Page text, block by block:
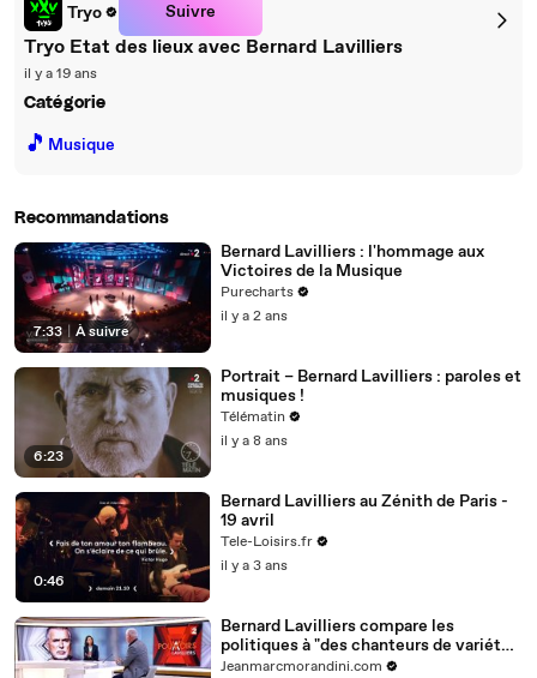
Tryo Suivre
Tryo Etat des lieux avec Bernard Lavilliers
il y a 19 ans
Catégorie
🎵 Musique
Recommandations
7:33 À suivre
Bernard Lavilliers : l'hommage aux
Victoires de la Musique
Purecharts
il y a 2 ans
6:23
Portrait – Bernard Lavilliers : paroles et
musiques !
Télématin
il y a 8 ans
0:46
Bernard Lavilliers au Zénith de Paris -
19 avril
Tele-Loisirs.fr
il y a 3 ans
Bernard Lavilliers compare les
politiques à "des chanteurs de variété"
- Regardez
Jeanmarcmorandini.com